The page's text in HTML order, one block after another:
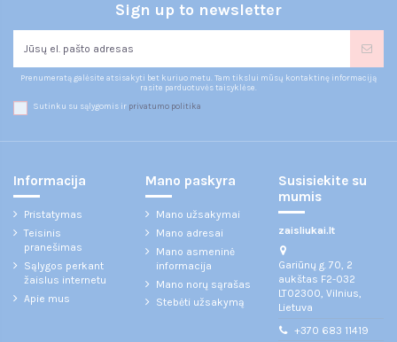
Sign up to newsletter
Prenumeratą galėsite atsisakyti bet kuriuo metu. Tam tikslui mūsų kontaktinę informaciją
rasite parduotuvės taisyklėse.
Sutinku su sąlygomis ir privatumo politika
Informacija
Pristatymas
Teisinis
pranešimas
Sąlygos perkant
žaislus internetu
Apie mus
Mano paskyra
Mano užsakymai
Mano adresai
Mano asmeninė
informacija
Mano norų sąrašas
Stebėti užsakymą
Susisiekite su
mumis
zaisliukai.lt
Gariūnų g. 70, 2
aukštas F2-032
LT02300, Vilnius,
Lietuva
+370 683 11419